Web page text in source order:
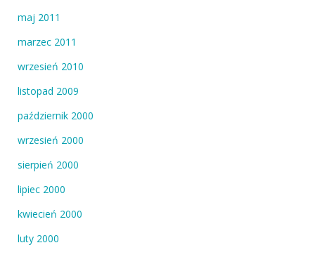
maj 2011
marzec 2011
wrzesień 2010
listopad 2009
październik 2000
wrzesień 2000
sierpień 2000
lipiec 2000
kwiecień 2000
luty 2000